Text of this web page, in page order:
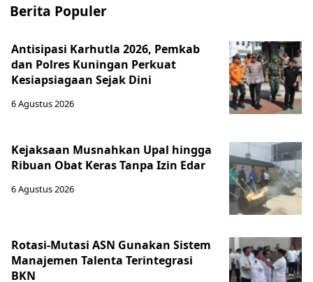
Berita Populer
Antisipasi Karhutla 2026, Pemkab
dan Polres Kuningan Perkuat
Kesiapsiagaan Sejak Dini
6 Agustus 2026
Kejaksaan Musnahkan Upal hingga
Ribuan Obat Keras Tanpa Izin Edar
6 Agustus 2026
Rotasi-Mutasi ASN Gunakan Sistem
Manajemen Talenta Terintegrasi
BKN